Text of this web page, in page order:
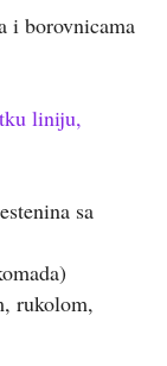
i borovnicama
liniju,
sa
rukolom,